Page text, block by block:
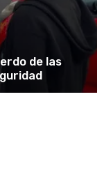
de las